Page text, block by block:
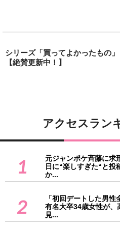
シリーズ「買ってよかったもの」
【絶賛更新中！】
アクセスラン
1
元ジャンポケ斉藤に求
日に“楽しすぎた“と投
か...
2
「初回デートした男性
有名大卒34歳女性が、
見...